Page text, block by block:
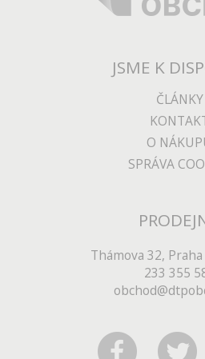
JSME K
ČLÁNKY
O
SPRÁVA
Thámova 32, Praha
233 355